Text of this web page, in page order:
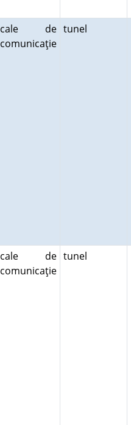
cale de
comunicaţie
tunel
cale de
comunicaţie
tunel